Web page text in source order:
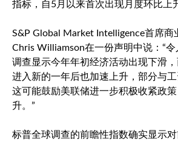
指标，自5月以来首次出现月度环比上
S&P Global Market Intelligence首席商
Chris Williamson在一份声明中说：“
调查显示今年年初经济活动出现下滑
进入新的一年后也加速上升，部分与工
这可能鼓励美联储进一步积极收紧政
升。”
标普全球调查的前瞻性指数确实显示